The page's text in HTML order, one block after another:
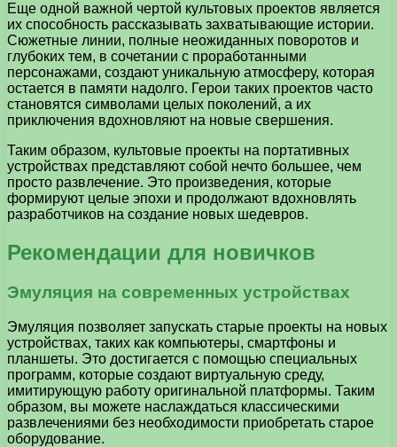
Еще одной важной чертой культовых проектов является
их способность рассказывать захватывающие истории.
Сюжетные линии, полные неожиданных поворотов и
глубоких тем, в сочетании с проработанными
персонажами, создают уникальную атмосферу, которая
остается в памяти надолго. Герои таких проектов часто
становятся символами целых поколений, а их
приключения вдохновляют на новые свершения.
Таким образом, культовые проекты на портативных
устройствах представляют собой нечто большее, чем
просто развлечение. Это произведения, которые
формируют целые эпохи и продолжают вдохновлять
разработчиков на создание новых шедевров.
Рекомендации для новичков
Эмуляция на современных устройствах
Эмуляция позволяет запускать старые проекты на новых
устройствах, таких как компьютеры, смартфоны и
планшеты. Это достигается с помощью специальных
программ, которые создают виртуальную среду,
имитирующую работу оригинальной платформы. Таким
образом, вы можете наслаждаться классическими
развлечениями без необходимости приобретать старое
оборудование.